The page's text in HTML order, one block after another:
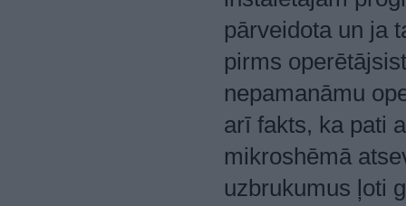
pārveidota un ja
pirms
nepamanāmu
arī fakts, ka pati
mikroshēmā
uzbrukumus ļoti